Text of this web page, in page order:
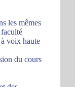
les mêmes
voix haute
du cours